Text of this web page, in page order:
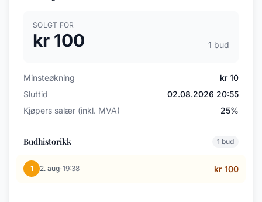
SOLGT FOR
kr 100 1 bud
Minsteøkning
kr 10
Sluttid
02.08.2026 20:55
Kjøpers salær (inkl. MVA)
25%
Budhistorikk 1 bud
1 2. aug·19:38 kr 100